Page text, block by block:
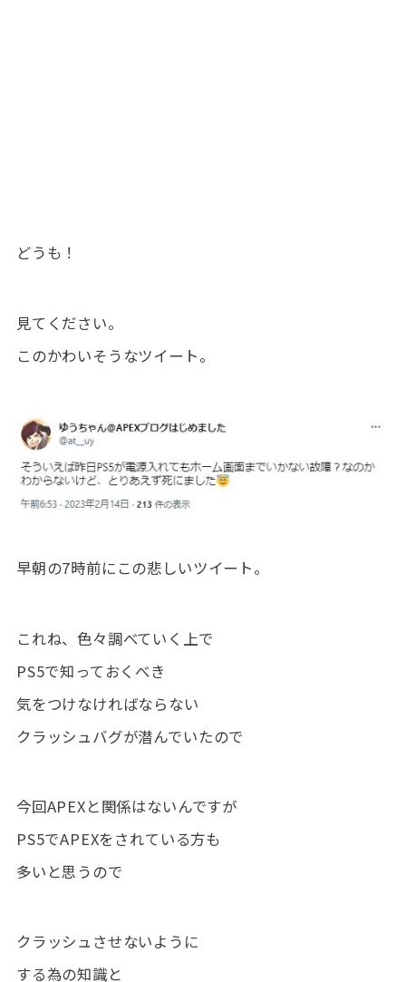
どうも！
見てください。
このかわいそうなツイート。
早朝の7時前にこの悲しいツイート。
これね、色々調べていく上で
PS5で知っておくべき
気をつけなければならない
クラッシュバグが潜んでいたので
今回APEXと関係はないんですが
PS5でAPEXをされている方も
多いと思うので
クラッシュさせないように
する為の知識と